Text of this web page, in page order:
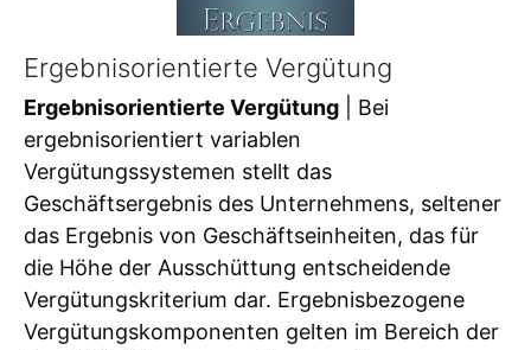
Ergebnisorientierte Vergütung
Ergebnisorientierte Vergütung | Bei
ergebnisorientiert variablen
Vergütungssystemen stellt das
Geschäftsergebnis des Unternehmens, seltener
das Ergebnis von Geschäftseinheiten, das für
die Höhe der Ausschüttung entscheidende
Vergütungskriterium dar. Ergebnisbezogene
Vergütungskomponenten gelten im Bereich der